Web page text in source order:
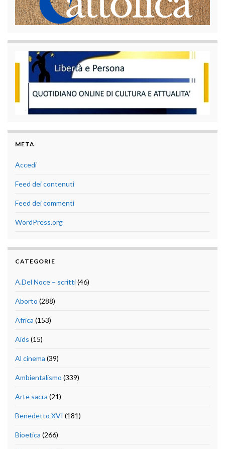
META
Accedi
Feed dei contenuti
Feed dei commenti
WordPress.org
CATEGORIE
A.Del Noce – scritti(46)
Aborto (288)
Africa (153)
Aids (15)
Al cinema (39)
Ambientalismo (339)
Arte sacra (21)
Benedetto XVI (181)
Bioetica (266)